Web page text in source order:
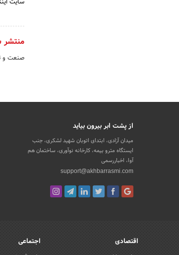
صنعت و
از پشت ابر بیرون بیاید
میدان آزادی، ابتدای اتوبان شهید لشکری، جنب
ایستگاه مترو بیمه، کارخانه نوآوری، ساختمان هم
آوا، اخباررسمی
support@akhbarrasmi.com
اقتصادی اجتماعی